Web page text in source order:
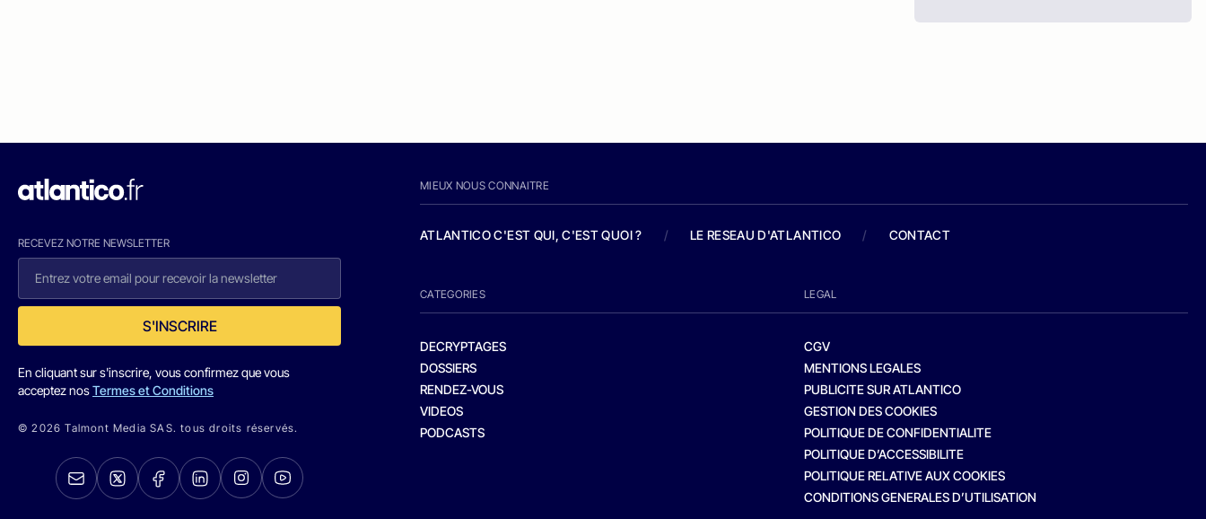
RECEVEZ NOTRE NEWSLETTER
S'INSCRIRE
En cliquant sur s'inscrire, vous confirmez que vous
acceptez nosTermes et Conditions
© 2026 Talmont Media SAS. tous droits réservés.
MIEUX NOUS CONNAITRE
ATLANTICO C'EST QUI, C'EST QUOI ? / LE RESEAU D'ATLANTICO / CONTACT
CATEGORIES
DECRYPTAGES
DOSSIERS
RENDEZ-VOUS
VIDEOS
PODCASTS
LEGAL
CGV
MENTIONS LEGALES
PUBLICITE SUR ATLANTICO
GESTION DES COOKIES
POLITIQUE DE CONFIDENTIALITE
POLITIQUE D’ACCESSIBILITE
POLITIQUE RELATIVE AUX COOKIES
CONDITIONS GENERALES D’UTILISATION